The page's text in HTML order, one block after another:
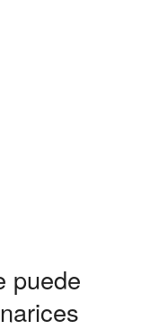
puede